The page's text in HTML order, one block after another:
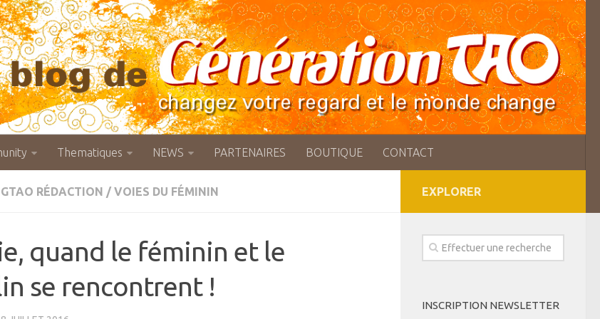
Thematiques NEWS PARTENAIRES BOUTIQUE CONTACT
GTAO RÉDACTION / VOIES DU FÉMININ
quand le féminin et le
se rencontrent !
EXPLORER
INSCRIPTION NEWSLETTER